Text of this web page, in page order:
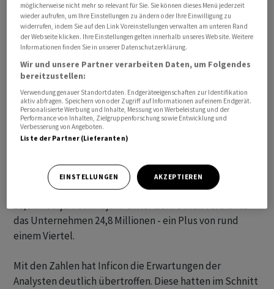
Der Umsatz stieg von April bis Juni um 22,3 Prozent auf
171,0 Millionen US-Dollar, wieInficonam Donnerstag
mitteilte. Organisch betrug das Wachstum 22,6 Prozent.
Die Knappheit bei gewissen Elektronikkomponenten
entspannte sich weiter, existierten aber weiterhin,
schriebInficon. Und die Verlangsamung im Markt für
Speicherchips sei von der Nachfrage in anderen Märkten
mehr als kompensiert worden.
32,7 Prozent auf 33,3 Millionen Dollar. Die
entsprechende Marge erhöhte sich auf 19,5 Prozent von
18,0 im Vorjahreshalbjahr. Unter dem Strich verdiente
das Unternehmen 24,8 Millionen - ein Plus von rund
einem Viertel.
Mit den Zahlen hat Inficon die Erwartungen der
Analysten deutlich übertroffen. Diese hatten im Schnitt
möglicherweise nicht mehr so relevant für Sie. Sie können dieses Menü jederzeit
wieder aufrufen, um Ihre Einstellungen zu ändern oder Ihre Einwilligung zu
widerrufen, indem Sie auf den Link Voreinstellungen verwalten am unteren Rand
der Webseite klicken. Ihre Einstellungen gelten innerhalb unseres Website. Weitere
Informationen finden Sie in unserer Datenschutzerklärung.
Wir und unsere Partner verarbeiten Daten, um Folgendes
bereitzustellen:
Verwendung genauer Standortdaten. Endgeräteeigenschaften zur Identifikation
aktiv abfragen. Speichern von oder Zugriff auf Informationen auf einem Endgerät.
Personalisierte Werbung und Inhalte, Messung von Werbeleistung und der
Performance von Inhalten, Zielgruppenforschung sowie Entwicklung und
Verbesserung von Angeboten.
Liste der Partner (Lieferanten)
EINSTELLUNGEN AKZEPTIEREN